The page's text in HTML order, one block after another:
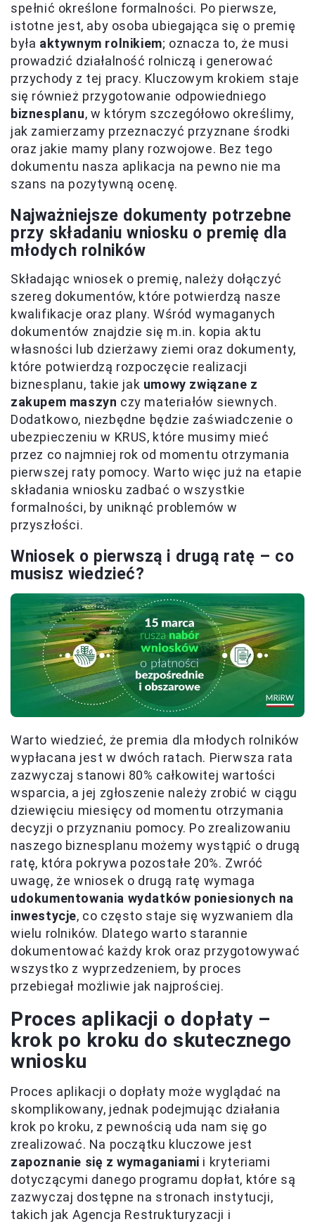
spełnić określone formalności. Po pierwsze,
istotne jest, aby osoba ubiegająca się o premię
była aktywnym rolnikiem; oznacza to, że musi
prowadzić działalność rolniczą i generować
przychody z tej pracy. Kluczowym krokiem staje
się również przygotowanie odpowiedniego
biznesplanu, w którym szczegółowo określimy,
jak zamierzamy przeznaczyć przyznane środki
oraz jakie mamy plany rozwojowe. Bez tego
dokumentu nasza aplikacja na pewno nie ma
szans na pozytywną ocenę.
Najważniejsze dokumenty potrzebne
przy składaniu wniosku o premię dla
młodych rolników
Składając wniosek o premię, należy dołączyć
szereg dokumentów, które potwierdzą nasze
kwalifikacje oraz plany. Wśród wymaganych
dokumentów znajdzie się m.in. kopia aktu
własności lub dzierżawy ziemi oraz dokumenty,
które potwierdzą rozpoczęcie realizacji
biznesplanu, takie jak umowy związane z
zakupem maszyn czy materiałów siewnych.
Dodatkowo, niezbędne będzie zaświadczenie o
ubezpieczeniu w KRUS, które musimy mieć
przez co najmniej rok od momentu otrzymania
pierwszej raty pomocy. Warto więc już na etapie
składania wniosku zadbać o wszystkie
formalności, by uniknąć problemów w
przyszłości.
Wniosek o pierwszą i drugą ratę – co
musisz wiedzieć?
Warto wiedzieć, że premia dla młodych rolników
wypłacana jest w dwóch ratach. Pierwsza rata
zazwyczaj stanowi 80% całkowitej wartości
wsparcia, a jej zgłoszenie należy zrobić w ciągu
dziewięciu miesięcy od momentu otrzymania
decyzji o przyznaniu pomocy. Po zrealizowaniu
naszego biznesplanu możemy wystąpić o drugą
ratę, która pokrywa pozostałe 20%. Zwróć
uwagę, że wniosek o drugą ratę wymaga
udokumentowania wydatków poniesionych na
inwestycje, co często staje się wyzwaniem dla
wielu rolników. Dlatego warto starannie
dokumentować każdy krok oraz przygotowywać
wszystko z wyprzedzeniem, by proces
przebiegał możliwie jak najprościej.
Proces aplikacji o dopłaty –
krok po kroku do skutecznego
wniosku
Proces aplikacji o dopłaty może wyglądać na
skomplikowany, jednak podejmując działania
krok po kroku, z pewnością uda nam się go
zrealizować. Na początku kluczowe jest
zapoznanie się z wymaganiami i kryteriami
dotyczącymi danego programu dopłat, które są
zazwyczaj dostępne na stronach instytucji,
takich jak Agencja Restrukturyzacji i